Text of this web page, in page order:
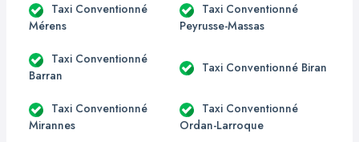
Taxi Conventionné
Mérens
Taxi Conventionné
Peyrusse-Massas
Taxi Conventionné
Barran
Taxi Conventionné Biran
Taxi Conventionné
Mirannes
Taxi Conventionné
Ordan-Larroque